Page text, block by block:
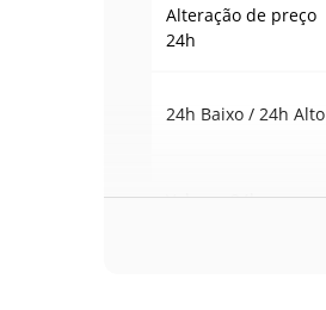
Alteração de preço
24h
24h Baixo / 24h Alto
Volume24h